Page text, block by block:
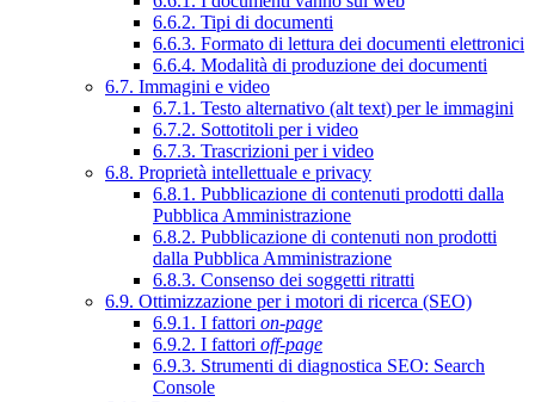
6.6.2. Tipi di documenti
6.6.3. Formato di lettura dei documenti elettronici
6.6.4. Modalità di produzione dei documenti
6.7. Immagini e video
6.7.1. Testo alternativo (alt text) per le immagini
6.7.2. Sottotitoli per i video
6.7.3. Trascrizioni per i video
6.8. Proprietà intellettuale e privacy
6.8.1. Pubblicazione di contenuti prodotti dalla
Pubblica Amministrazione
6.8.2. Pubblicazione di contenuti non prodotti
dalla Pubblica Amministrazione
6.8.3. Consenso dei soggetti ritratti
6.9. Ottimizzazione per i motori di ricerca (SEO)
6.9.1. I fattori on-page
6.9.2. I fattori off-page
6.9.3. Strumenti di diagnostica SEO: Search
Console